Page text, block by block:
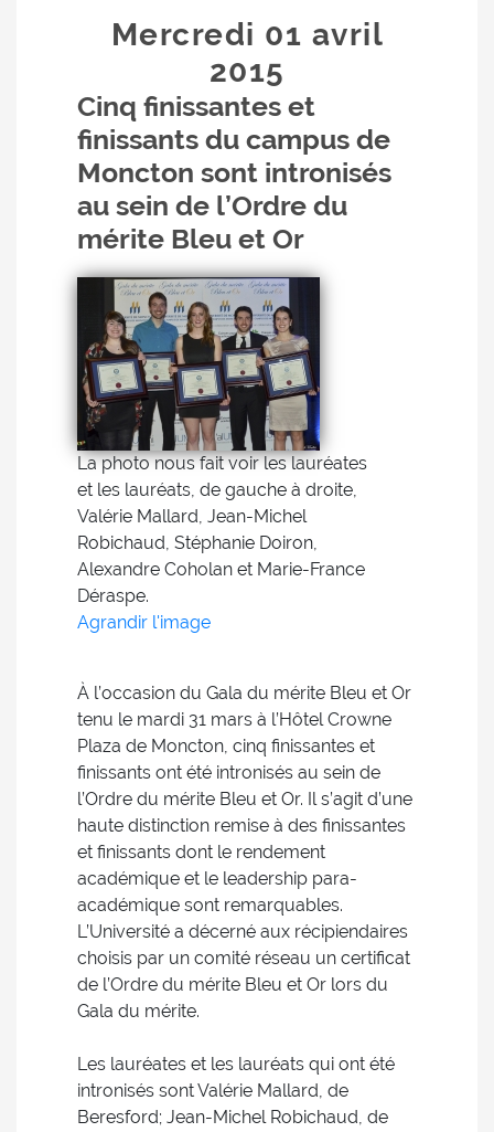
Mercredi 01 avril
2015
Cinq finissantes et
finissants du campus de
Moncton sont intronisés
au sein de l’Ordre du
mérite Bleu et Or
La photo nous fait voir les lauréates
et les lauréats, de gauche à droite,
Valérie Mallard, Jean-Michel
Robichaud, Stéphanie Doiron,
Alexandre Coholan et Marie-France
Déraspe.
Agrandir l'image
À l’occasion du Gala du mérite Bleu et Or
tenu le mardi 31 mars à l’Hôtel Crowne
Plaza de Moncton, cinq finissantes et
finissants ont été intronisés au sein de
l’Ordre du mérite Bleu et Or. Il s’agit d’une
haute distinction remise à des finissantes
et finissants dont le rendement
académique et le leadership para-
académique sont remarquables.
L’Université a décerné aux récipiendaires
choisis par un comité réseau un certificat
de l’Ordre du mérite Bleu et Or lors du
Gala du mérite.
Les lauréates et les lauréats qui ont été
intronisés sont Valérie Mallard, de
Beresford; Jean-Michel Robichaud, de